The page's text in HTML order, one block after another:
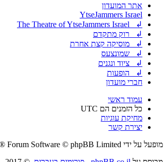
אתר המועדון
YtseJammers Israel
↲ The Theatre of YtseJammers Israel
↲ רוק מתקדם
↲ מוסיקה קצת אחרת
↲ שמונצעס
↲ ציוד ונגנים
↲ הופעות
חברי מועדון
עמוד ראשי
כל הזמנים הם UTC
מחיקת עוגיות
יצירת קשר
מופעל על ידי Forum Software © phpBB Limited